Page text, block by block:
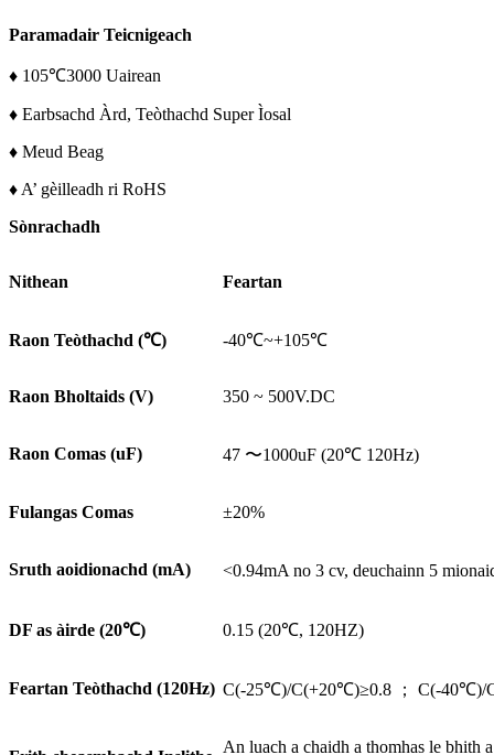
Paramadair Teicnigeach
♦ 105℃3000 Uairean
♦ Earbsachd Àrd, Teòthachd Super Ìosal
♦ Meud Beag
♦ A’ gèilleadh ri RoHS
Sònrachadh
Nithean Feartan
Raon Teòthachd (℃) -40℃~+105℃
Raon Bholtaids (V) 350 ~ 500V.DC
Raon Comas (uF) 47 〜1000uF (20℃ 120Hz)
Fulangas Comas ±20%
Sruth aoidionachd (mA) <0.94mA no 3 cv, deuchainn 5
DF as àirde (20℃) 0.15 (20℃, 120HZ)
Feartan Teòthachd (120Hz) C(-25℃)/C(+20℃)≥0.8 ； C(-40℃)/
An luach a chaidh a thomhas le bhith